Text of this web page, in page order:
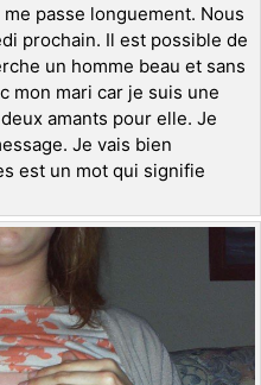
passe longuement. Nous
prochain. Il est possible de
un homme beau et sans
mon mari car je suis une
amants pour elle. Je
Je vais bien
est un mot qui signifie